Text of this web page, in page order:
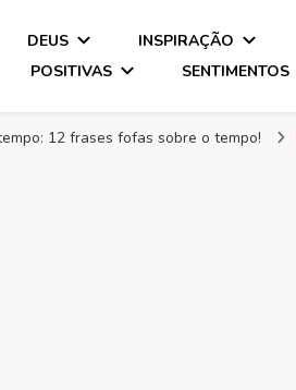
DEUS INSPIRAÇÃO
POSITIVAS SENTIMENTOS
12 frases fofas sobre o tempo!